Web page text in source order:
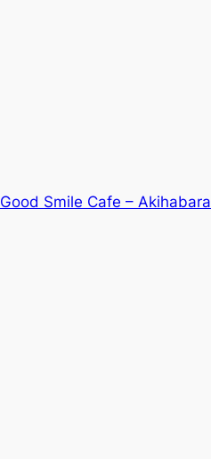
Good Smile Cafe – Akihabara